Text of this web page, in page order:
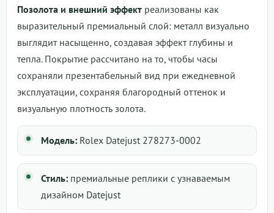
Позолота и внешний эффект реализованы как
выразительный премиальный слой: металл визуально
выглядит насыщенно, создавая эффект глубины и
тепла. Покрытие рассчитано на то, чтобы часы
сохраняли презентабельный вид при ежедневной
эксплуатации, сохраняя благородный оттенок и
визуальную плотность золота.
Модель: Rolex Datejust 278273-0002
Стиль: премиальные реплики с узнаваемым
дизайном Datejust